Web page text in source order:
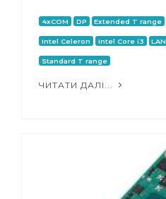
4xCOM DP Extended T range
Intel Celeron Intel Core i3 LAN
Standard T range
ЧИТАТИ ДАЛІ...